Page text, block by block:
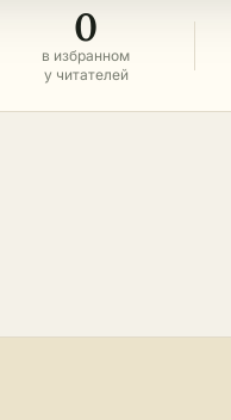
0
в избранном
у читателей